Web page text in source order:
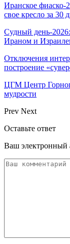
Иранское фиаско-
свое кресло за 30
Судный день-
Ираном и
Отключения
построение
ЦГМ Центр
мудрости
Prev Next
Оставьте ответ
Ваш электронный